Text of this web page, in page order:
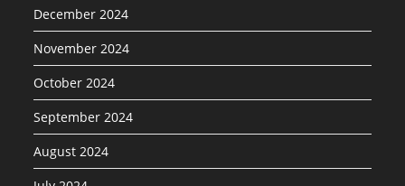
December 2024
November 2024
October 2024
September 2024
August 2024